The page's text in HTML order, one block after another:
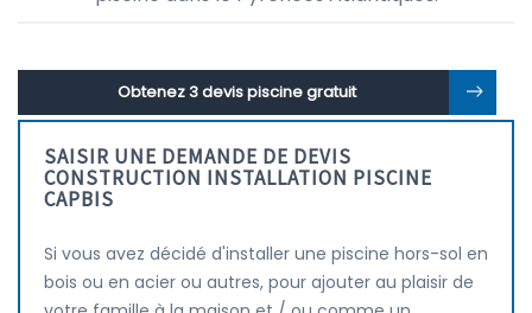
Obtenez 3 devis piscine gratuit
SAISIR UNE DEMANDE DE DEVIS
CONSTRUCTION INSTALLATION PISCINE
CAPBIS
Si vous avez décidé d'installer une piscine hors-sol en
bois ou en acier ou autres, pour ajouter au plaisir de